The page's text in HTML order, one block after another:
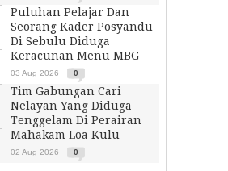
Puluhan Pelajar Dan
Seorang Kader Posyandu
Di Sebulu Diduga
Keracunan Menu MBG
03 Aug 2026 0
Tim Gabungan Cari
Nelayan Yang Diduga
Tenggelam Di Perairan
Mahakam Loa Kulu
02 Aug 2026 0